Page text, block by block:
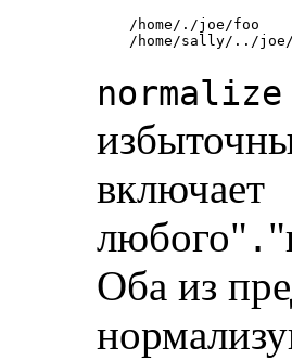
/home/./joe/foo
normalize
включает
любого" .
Оба из